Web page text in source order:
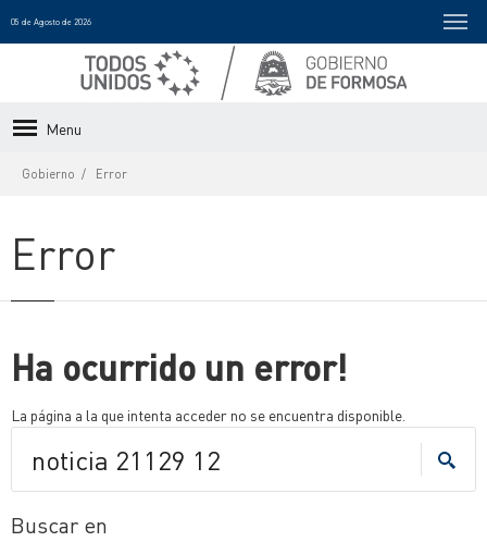
05 de Agosto de 2026
Menu
Gobierno Error
Error
Ha ocurrido un error!
La página a la que intenta acceder no se encuentra disponible.
Buscar en